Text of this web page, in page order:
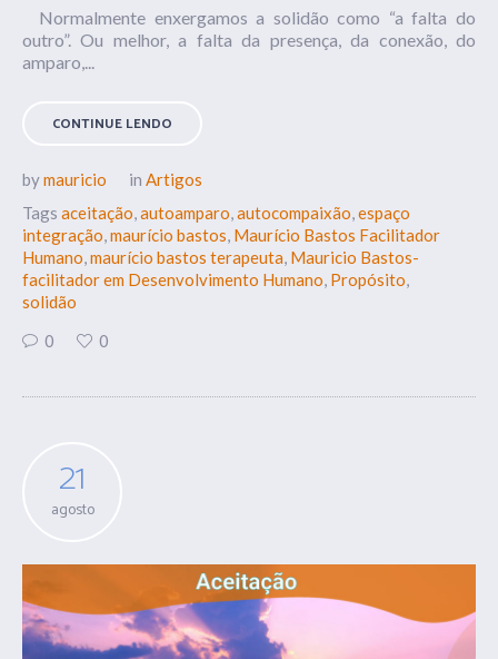
Normalmente enxergamos a solidão como “a falta do
outro”. Ou melhor, a falta da presença, da conexão, do
amparo,...
CONTINUE LENDO
bymauricio in Artigos
Tags aceitação,autoamparo,autocompaixão,espaço
integração,maurício bastos, Maurício Bastos Facilitador
Humano,maurício bastos terapeuta, Mauricio Bastos-
facilitador em Desenvolvimento Humano, Propósito,
solidão
0
0
21
agosto